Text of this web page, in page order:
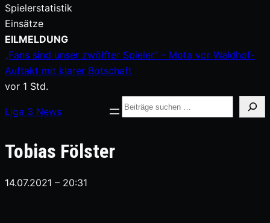
Spielerstatistik
Einsätze
Zum
Inhalt
springen
EILMELDUNG
„Fans sind unser zwölfter Spieler“ – Mota vor Waldhof-
Auftakt mit klarer Botschaft
vor 1 Std.
Liga 3 News
Suche
Tobias Fölster
14.07.2021 – 20:31